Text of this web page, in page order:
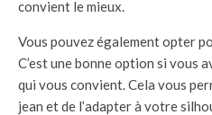
convient le mieux.
Vous pouvez également opter
C’est une bonne option si vous
qui vous convient. Cela vous
jean et de l’adapter à votre